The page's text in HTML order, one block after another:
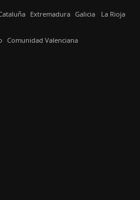
Extremadura Galicia La Rioja
Comunidad Valenciana